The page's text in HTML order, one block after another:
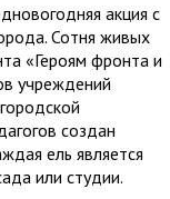
акция с
Сотня живых
«Героям фронта и
учреждений
создан
ель является
или студии.